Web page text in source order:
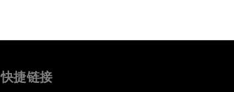
快捷链接